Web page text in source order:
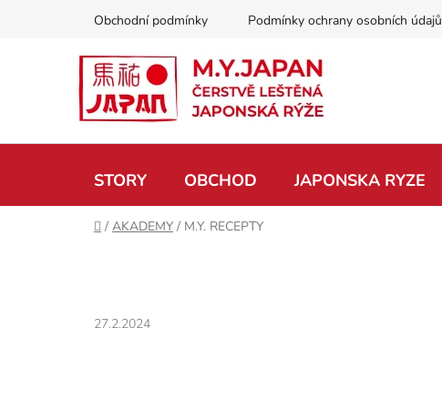
Obchodní podmínky Podmínky ochrany osobních údajů
STORY OBCHOD JAPONSKA RYZE
Domů
/ AKADEMY / M.Y. RECEPTY
27.2.2024